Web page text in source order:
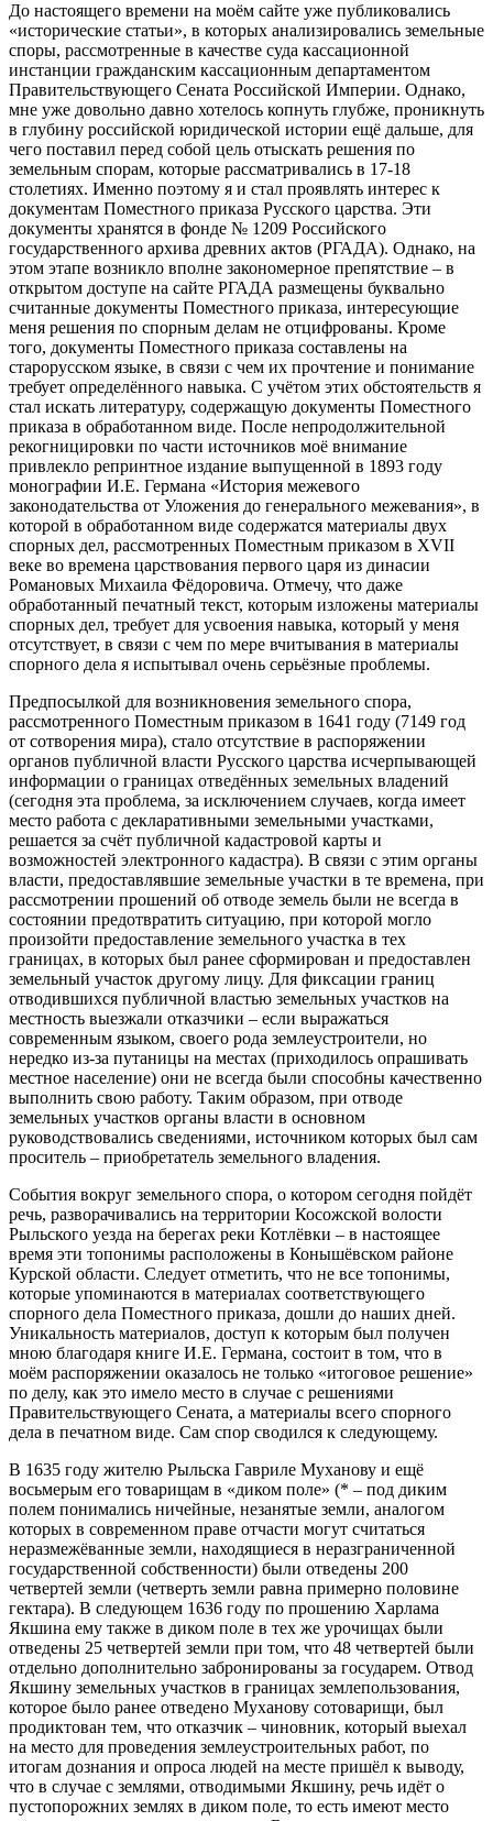
До настоящего времени на моём сайте уже публиковались
«исторические статьи», в которых анализировались земельные
споры, рассмотренные в качестве суда кассационной
инстанции гражданским кассационным департаментом
Правительствующего Сената Российской Империи. Однако,
мне уже довольно давно хотелось копнуть глубже, проникнуть
в глубину российской юридической истории ещё дальше, для
чего поставил перед собой цель отыскать решения по
земельным спорам, которые рассматривались в 17-18
столетиях. Именно поэтому я и стал проявлять интерес к
документам Поместного приказа Русского царства. Эти
документы хранятся в фонде № 1209 Российского
государственного архива древних актов (РГАДА). Однако, на
этом этапе возникло вполне закономерное препятствие – в
открытом доступе на сайте РГАДА размещены буквально
считанные документы Поместного приказа, интересующие
меня решения по спорным делам не отцифрованы. Кроме
того, документы Поместного приказа составлены на
старорусском языке, в связи с чем их прочтение и понимание
требует определённого навыка. С учётом этих обстоятельств я
стал искать литературу, содержащую документы Поместного
приказа в обработанном виде. После непродолжительной
рекогницировки по части источников моё внимание
привлекло репринтное издание выпущенной в 1893 году
монографии И.Е. Германа «История межевого
законодательства от Уложения до генерального межевания», в
которой в обработанном виде содержатся материалы двух
спорных дел, рассмотренных Поместным приказом в XVII
веке во времена царствования первого царя из динасии
Романовых Михаила Фёдоровича. Отмечу, что даже
обработанный печатный текст, которым изложены материалы
спорных дел, требует для усвоения навыка, который у меня
отсутствует, в связи с чем по мере вчитывания в материалы
спорного дела я испытывал очень серьёзные проблемы.
Предпосылкой для возникновения земельного спора,
рассмотренного Поместным приказом в 1641 году (7149 год
от сотворения мира), стало отсутствие в распоряжении
органов публичной власти Русского царства исчерпывающей
информации о границах отведённых земельных владений
(сегодня эта проблема, за исключением случаев, когда имеет
место работа с декларативными земельными участками,
решается за счёт публичной кадастровой карты и
возможностей электронного кадастра). В связи с этим органы
власти, предоставлявшие земельные участки в те времена, при
рассмотрении прошений об отводе земель были не всегда в
состоянии предотвратить ситуацию, при которой могло
произойти предоставление земельного участка в тех
границах, в которых был ранее сформирован и предоставлен
земельный участок другому лицу. Для фиксации границ
отводившихся публичной властью земельных участков на
местность выезжали отказчики – если выражаться
современным языком, своего рода землеустроители, но
нередко из-за путаницы на местах (приходилось опрашивать
местное население) они не всегда были способны качественно
выполнить свою работу. Таким образом, при отводе
земельных участков органы власти в основном
руководствовались сведениями, источником которых был сам
проситель – приобретатель земельного владения.
События вокруг земельного спора, о котором сегодня пойдёт
речь, разворачивались на территории Косожской волости
Рыльского уезда на берегах реки Котлёвки – в настоящее
время эти топонимы расположены в Конышёвском районе
Курской области. Следует отметить, что не все топонимы,
которые упоминаются в материалах соответствующего
спорного дела Поместного приказа, дошли до наших дней.
Уникальность материалов, доступ к которым был получен
мною благодаря книге И.Е. Германа, состоит в том, что в
моём распоряжении оказалось не только «итоговое решение»
по делу, как это имело место в случае с решениями
Правительствующего Сената, а материалы всего спорного
дела в печатном виде. Сам спор сводился к следующему.
В 1635 году жителю Рыльска Гавриле Муханову и ещё
восьмерым его товарищам в «диком поле» (* – под диким
полем понимались ничейные, незанятые земли, аналогом
которых в современном праве отчасти могут считаться
неразмежёванные земли, находящиеся в неразграниченной
государственной собственности) были отведены 200
четвертей земли (четверть земли равна примерно половине
гектара). В следующем 1636 году по прошению Харлама
Якшина ему также в диком поле в тех же урочищах были
отведены 25 четвертей земли при том, что 48 четвертей были
отдельно дополнительно забронированы за государем. Отвод
Якшину земельных участков в границах землепользования,
которое было ранее отведено Муханову сотоварищи, был
продиктован тем, что отказчик – чиновник, который выехал
на место для проведения землеустроительных работ, по
итогам дознания и опроса людей на месте пришёл к выводу,
что в случае с землями, отводимыми Якшину, речь идёт о
пустопорожних землях в диком поле, то есть имеют место